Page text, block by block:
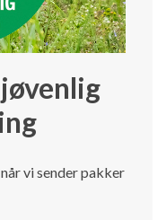
vi sender pakker